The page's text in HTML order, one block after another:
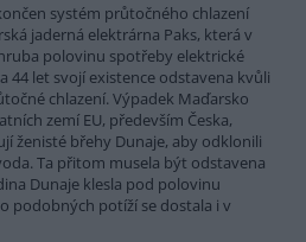
systém průtočného chlazení
jaderná elektrárna Paks, která v
polovinu spotřeby elektrické
44 let svojí existence odstavena kvůli
chlazení. Výpadek Maďarsko
zemí EU, především Česka,
ženisté břehy Dunaje, aby odklonili
Ta přitom musela být odstavena
Dunaje klesla pod polovinu
podobných potíží se dostala i v